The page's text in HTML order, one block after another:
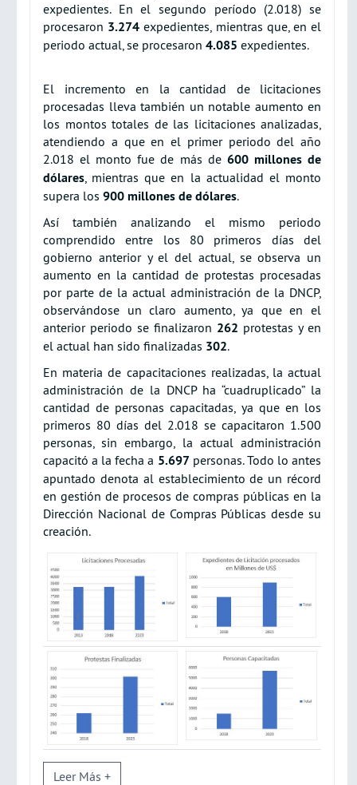
expedientes. En el segundo período (2.018) se
procesaron 3.274 expedientes, mientras que, en el
periodo actual, se procesaron 4.085 expedientes.
El incremento en la cantidad de licitaciones
procesadas lleva también un notable aumento en
los montos totales de las licitaciones analizadas,
atendiendo a que en el primer periodo del año
2.018 el monto fue de más de 600 millones de
dólares, mientras que en la actualidad el monto
supera los 900 millones de dólares.
Así también analizando el mismo periodo
comprendido entre los 80 primeros días del
gobierno anterior y el del actual, se observa un
aumento en la cantidad de protestas procesadas
por parte de la actual administración de la DNCP,
observándose un claro aumento, ya que en el
anterior periodo se finalizaron 262 protestas y en
el actual han sido finalizadas 302.
En materia de capacitaciones realizadas, la actual
administración de la DNCP ha “cuadruplicado” la
cantidad de personas capacitadas, ya que en los
primeros 80 días del 2.018 se capacitaron 1.500
personas, sin embargo, la actual administración
capacitó a la fecha a 5.697personas. Todo lo antes
apuntado denota al establecimiento de un récord
en gestión de procesos de compras públicas en la
Dirección Nacional de Compras Públicas desde su
creación.
Leer Más +